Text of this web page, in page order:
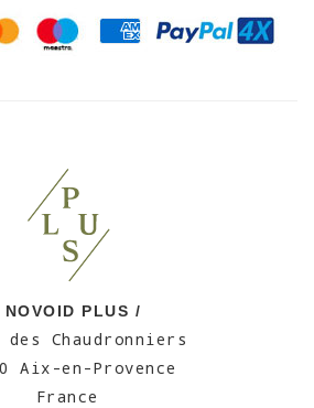
NOVOID PLUS /
des Chaudronniers
Aix-en-Provence
France